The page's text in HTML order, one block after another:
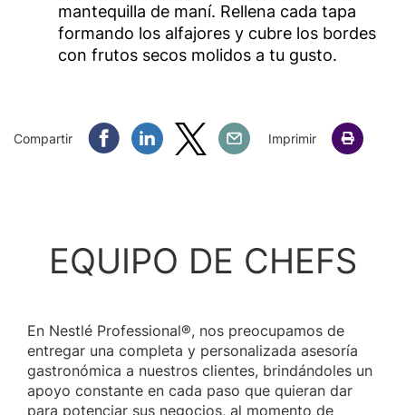
mantequilla de maní. Rellena cada tapa
formando los alfajores y cubre los bordes
con frutos secos molidos a tu gusto.
Compartir Compartir Facebook
Compartir Linkedin
Compartir Twitter
Compartir Email
Imprimir
EQUIPO DE CHEFS
En Nestlé Professional®, nos preocupamos de
entregar una completa y personalizada asesoría
gastronómica a nuestros clientes, brindándoles un
apoyo constante en cada paso que quieran dar
para potenciar sus negocios, al momento de